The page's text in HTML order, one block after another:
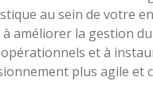
au sein de votre
améliorer la gestion
et à
plus agile et